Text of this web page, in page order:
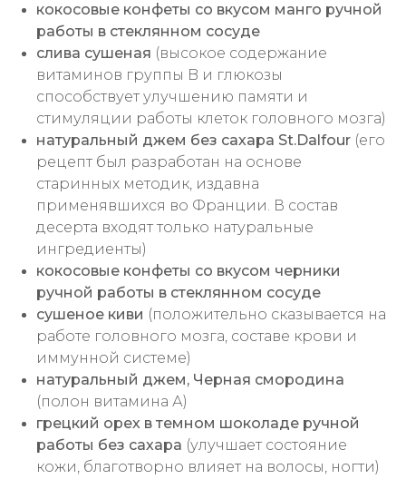
кокосовые конфеты со вкусом манго ручной
работы в стеклянном сосуде
слива сушеная (высокое содержание
витаминов группы B и глюкозы
способствует улучшению памяти и
стимуляции работы клеток головного мозга)
натуральный джем без сахара St.Dalfour (его
рецепт был разработан на основе
старинных методик, издавна
применявшихся во Франции. В состав
десерта входят только натуральные
ингредиенты)
кокосовые конфеты со вкусом черники
ручной работы в стеклянном сосуде
сушеное киви (положительно сказывается на
работе головного мозга, составе крови и
иммунной системе)
натуральный джем, Черная смородина
(полон витамина А)
грецкий орех в темном шоколаде ручной
работы без сахара (улучшает состояние
кожи, благотворно влияет на волосы, ногти)